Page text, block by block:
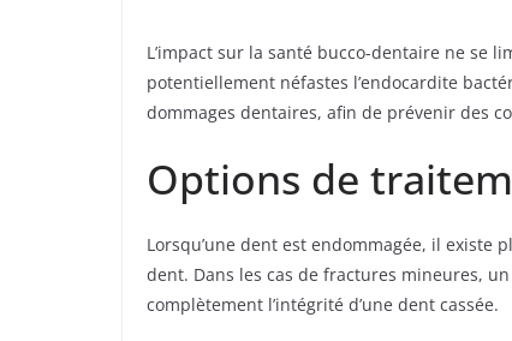
L’impact sur la santé bucco-dentaire ne se
potentiellement néfastes l’endocardite
dommages dentaires, afin de prévenir des
Options de
Lorsqu’une dent est endommagée, il existe
dent. Dans les cas de fractures mineures,
complètement l’intégrité d’une dent cassée.